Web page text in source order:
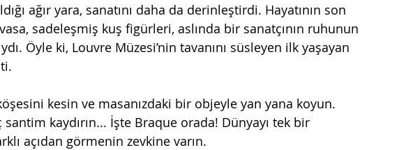
ağır yara, sanatını daha da derinleştirdi. Hayatının son
sadeleşmiş kuş figürleri, aslında bir sanatçının ruhunun
Öyle ki, Louvre Müzesi’nin tavanını süsleyen ilk yaşayan
kesin ve masanızdaki bir objeyle yan yana koyun.
santim kaydırın... İşte Braque orada! Dünyayı tek bir
açıdan görmenin zevkine varın.